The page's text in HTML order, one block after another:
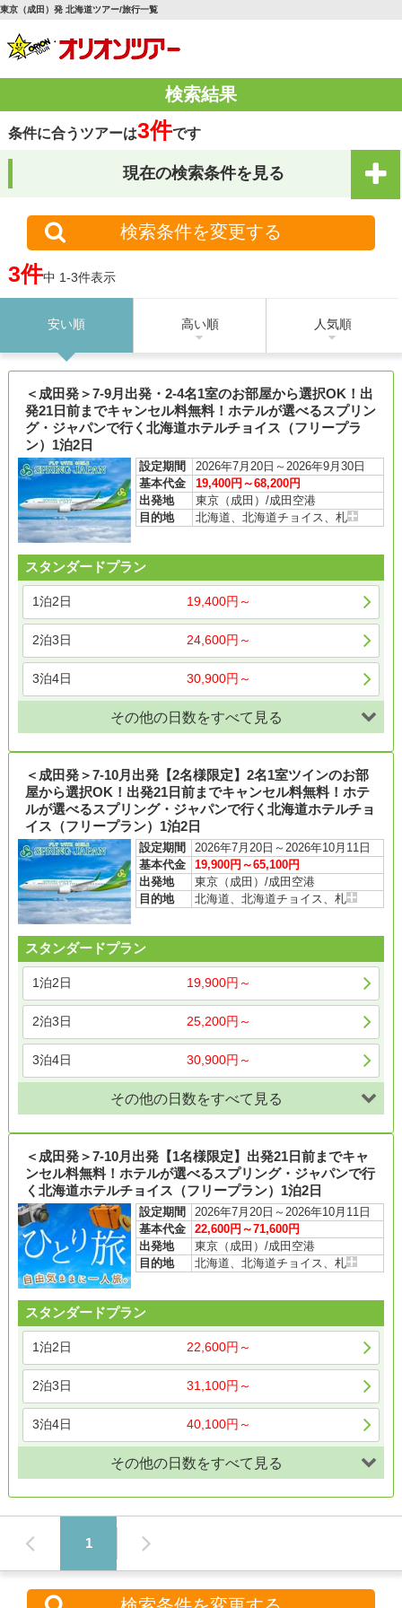
東京（成田）発 北海道ツアー/旅行一覧
検索結果
条件に合うツアーは3件です
現在の検索条件を見る
検索条件を変更する
3件中 1-3件表示
安い順 高い順 人気順
＜成田発＞7-9月出発・2-4名1室のお部屋から選択OK！出
発21日前までキャンセル料無料！ホテルが選べるスプリン
グ・ジャパンで行く北海道ホテルチョイス（フリープラ
ン）1泊2日
設定期間
2026年7月20日～2026年9月30日
基本代金
19,400円～68,200円
出発地
東京（成田）/成田空港
目的地
北海道、北海道チョイス、札
スタンダードプラン
1泊2日 19,400円～
2泊3日 24,600円～
3泊4日 30,900円～
その他の日数をすべて見る
＜成田発＞7-10月出発【2名様限定】2名1室ツインのお部
屋から選択OK！出発21日前までキャンセル料無料！ホテ
ルが選べるスプリング・ジャパンで行く北海道ホテルチョ
イス（フリープラン）1泊2日
設定期間
2026年7月20日～2026年10月11日
基本代金
19,900円～65,100円
出発地
東京（成田）/成田空港
目的地
北海道、北海道チョイス、札
スタンダードプラン
1泊2日 19,900円～
2泊3日 25,200円～
3泊4日 30,900円～
その他の日数をすべて見る
＜成田発＞7-10月出発【1名様限定】出発21日前までキャ
ンセル料無料！ホテルが選べるスプリング・ジャパンで行
く北海道ホテルチョイス（フリープラン）1泊2日
設定期間
2026年7月20日～2026年10月11日
基本代金
22,600円～71,600円
出発地
東京（成田）/成田空港
目的地
北海道、北海道チョイス、札
スタンダードプラン
1泊2日 22,600円～
2泊3日 31,100円～
3泊4日 40,100円～
その他の日数をすべて見る
1